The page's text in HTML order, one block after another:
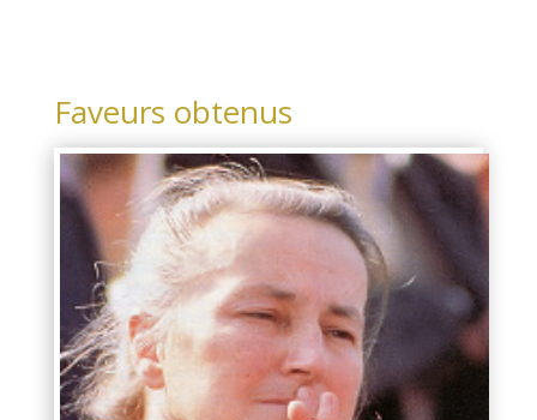
Faveurs obtenus